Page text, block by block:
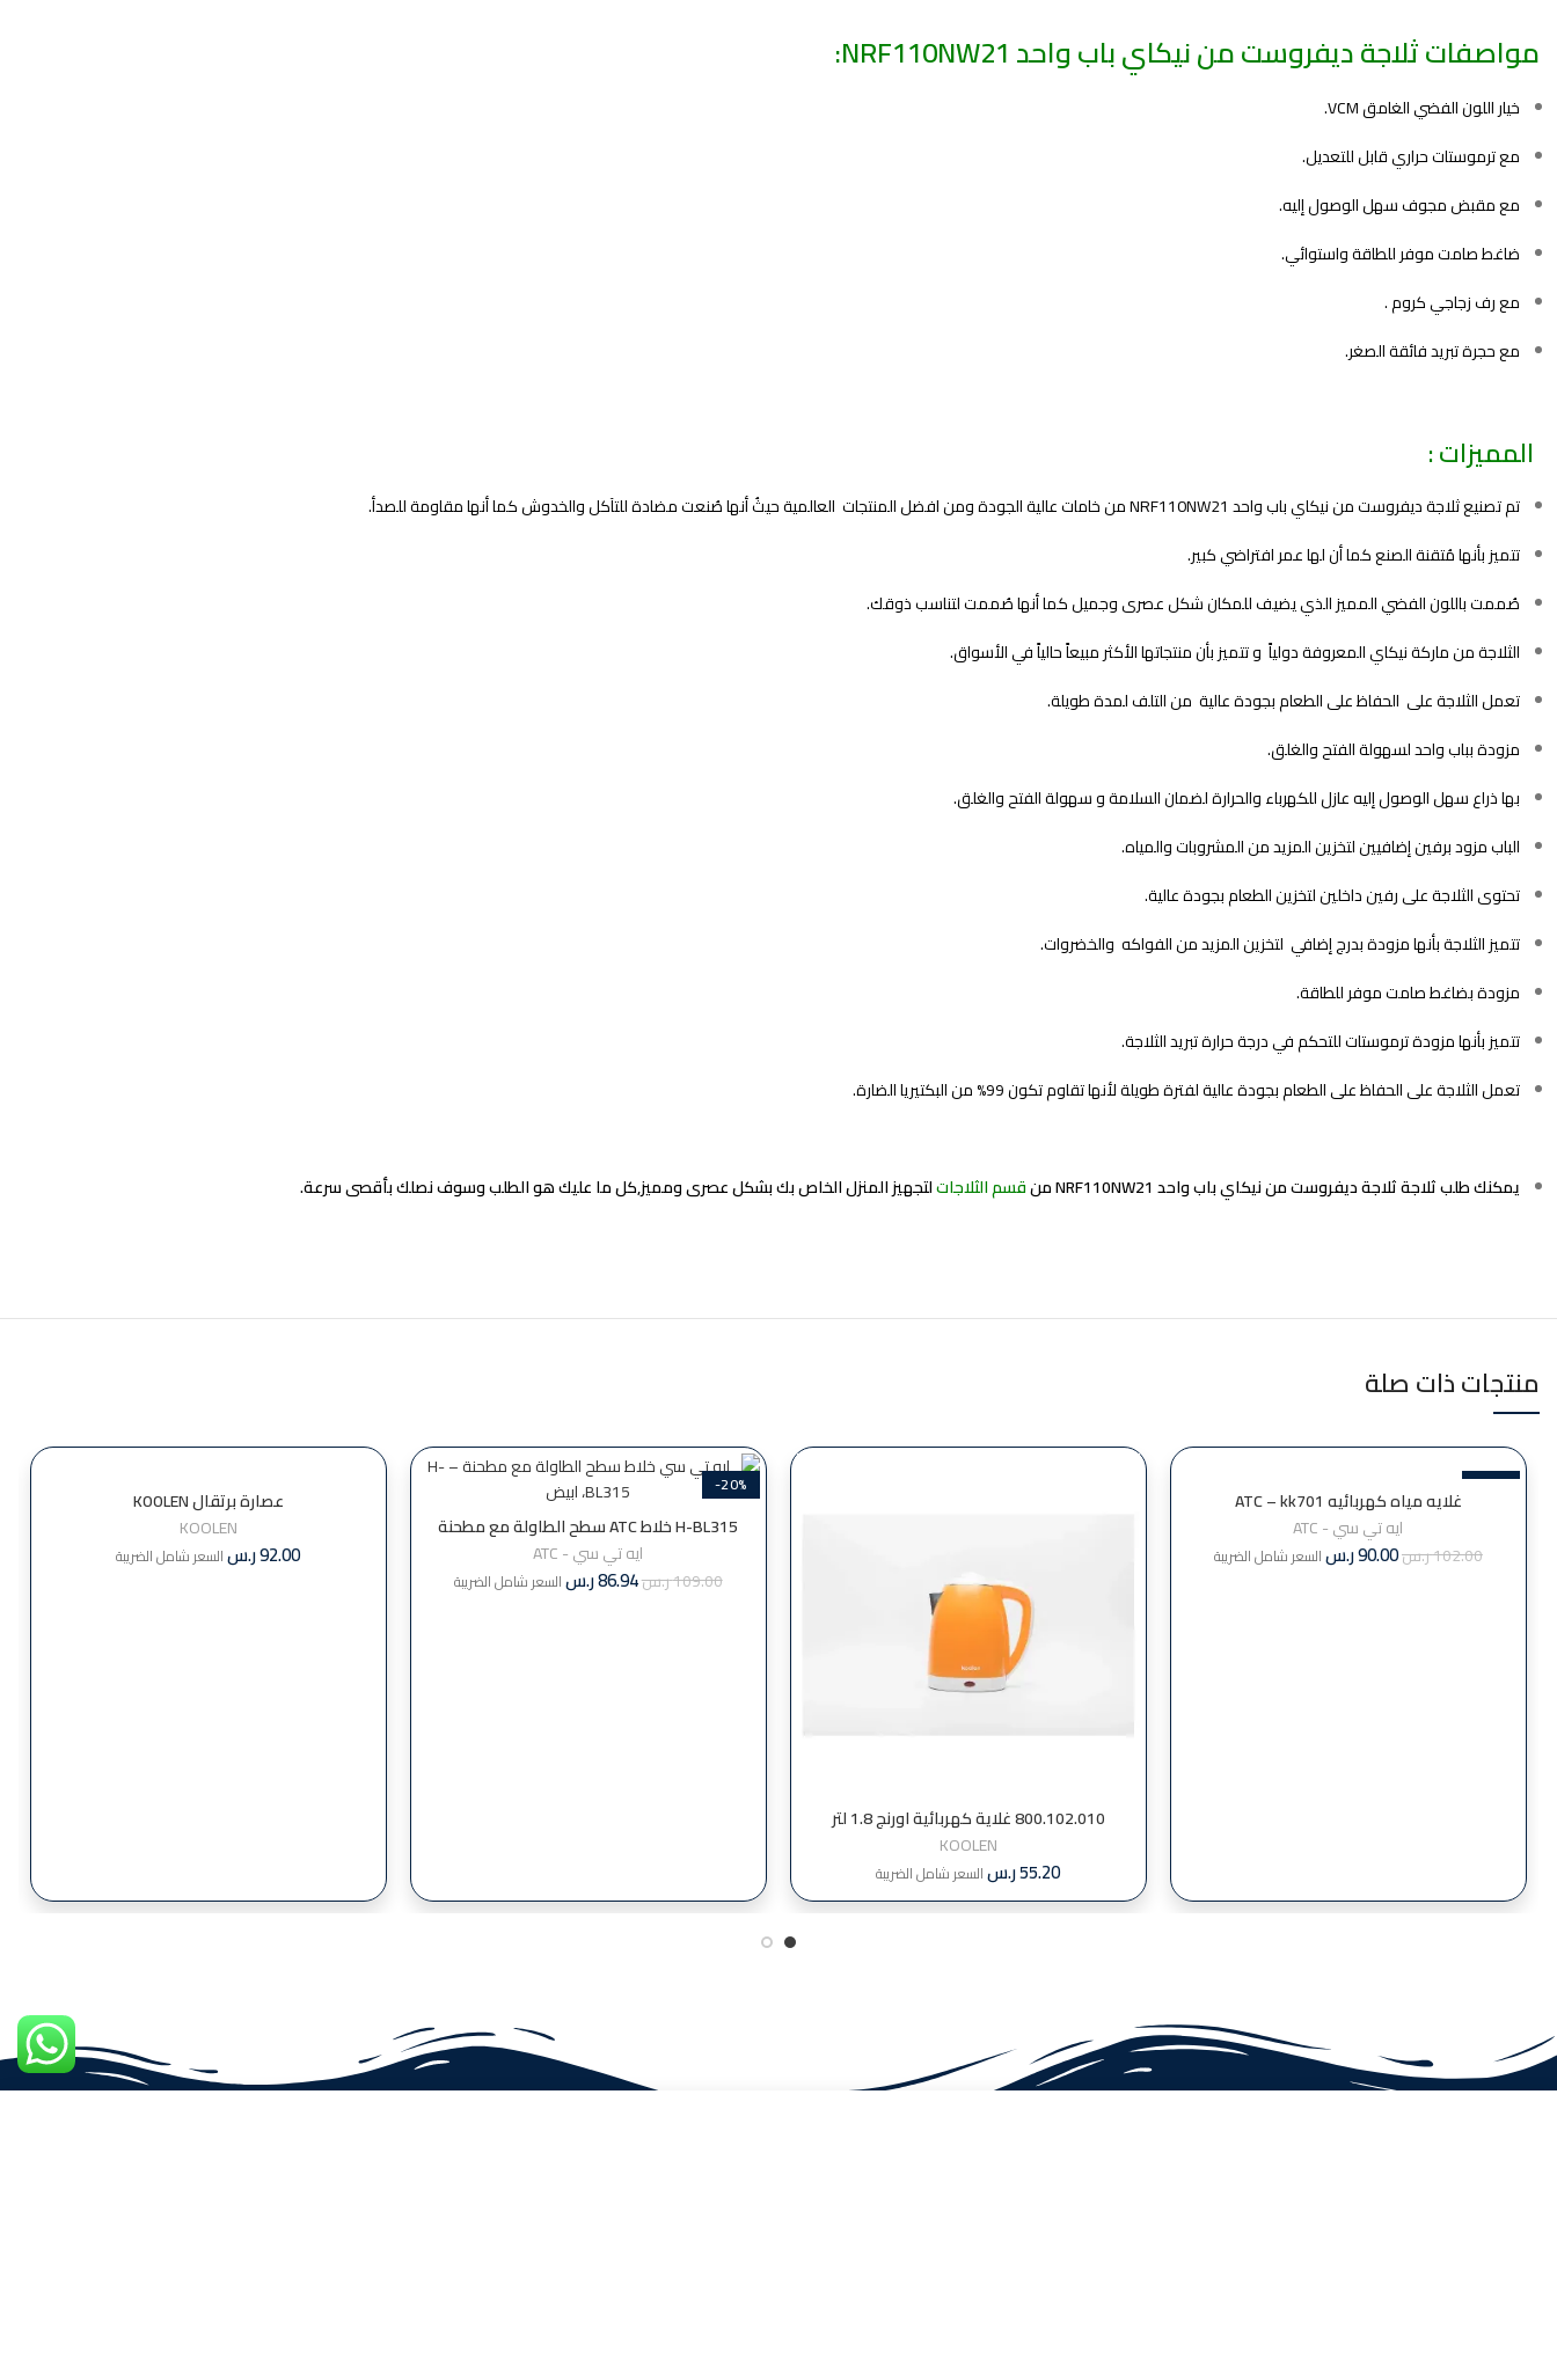
مواصفات ثلاجة ديفروست من نيكاي باب واحد NRF110NW21:
خيار اللون الفضي الغامق VCM.
مع ترموستات حراري قابل للتعديل.
مع مقبض مجوف سهل الوصول إليه.
ضاغط صامت موفر للطاقة واستوائي.
مع رف زجاجي كروم .
مع حجرة تبريد فائقة الصغر.
المميزات :
تم تصنيع ثلاجة ديفروست من نيكاي باب واحد NRF110NW21 من خامات عالية الجودة ومن افضل المنتجات العالمية حيثُ أنها صُنعت مضادة للتآكل والخدوش كما أنها مقاومة للصدأ.
تتميز بأنها مُتقنة الصنع كما أن لها عمر افتراضي كبير.
صُممت باللون الفضي المميز الذي يضيف للمكان شكل عصرى وجميل كما أنها صُممت لتناسب ذوقك.
الثلاجة من ماركة نيكاي المعروفة دولياً و تتميز بأن منتجاتها الأكثر مبيعاً حالياً في الأسواق.
تعمل الثلاجة على الحفاظ على الطعام بجودة عالية من التلف لمدة طويلة.
مزودة بباب واحد لسهولة الفتح والغلق.
بها ذراع سهل الوصول إليه عازل للكهرباء والحرارة لضمان السلامة و سهولة الفتح والغلق.
الباب مزود برفين إضافيين لتخزين المزيد من المشروبات والمياه.
تحتوى الثلاجة على رفين داخلين لتخزين الطعام بجودة عالية.
تتميز الثلاجة بأنها مزودة بدرج إضافي لتخزين المزيد من الفواكه والخضروات.
مزودة بضاغط صامت موفر للطاقة.
تتميز بأنها مزودة ترموستات للتحكم في درجة حرارة تبريد الثلاجة.
تعمل الثلاجة على الحفاظ على الطعام بجودة عالية لفترة طويلة لأنها تقاوم تكون 99% من البكتيريا الضارة.
يمكنك طلب ثلاجة ثلاجة ديفروست من نيكاي باب واحد NRF110NW21 من قسم الثلاجاتلتجهيز المنزل الخاص بك بشكل عصرى ومميز,كل ما عليك هو الطلب وسوف نصلك بأقصى سرعة.
منتجات ذات صلة
-12%
غلايه مياه كهربائيه ATC – kk701
ايه تي سي - ATC
102.00ر.س90.00ر.سالسعر شامل الضريبة
800.102.010 غلاية كهربائية اورنج 1.8 لتر
KOOLEN
55.20ر.سالسعر شامل الضريبة
-20%
H-BL315 خلاط ATC سطح الطاولة مع مطحنة
ايه تي سي - ATC
109.00ر.س86.94ر.سالسعر شامل الضريبة
عصارة برتقال KOOLEN
KOOLEN
92.00ر.سالسعر شامل الضريبة